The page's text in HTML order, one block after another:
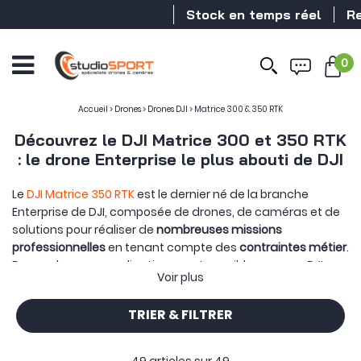
Stock en temps réel
0
Accueil > Drones> Drones DJI > Matrice 300 & 350 RTK
Découvrez le DJI Matrice 300 et 350 RTK
: le drone Enterprise le plus abouti de DJI
Le DJI Matrice 350 RTKest le dernier né de la branche
Enterprise de DJI, composée de drones, de caméras et de
solutions pour réaliser de nombreuses missions
professionnellesen tenant compte des contraintes métier.
De nombreuses applications sont possibles pour ce DJI
Matrice 350 RTK comme les domaines de l'inspection de
lignes à haute tension, de la surveillance de progression
d'incendies mais aussi de la sécurité aux personnes
(secours etc ..). DJI propose un toutnouveau modèle
ainsi qu'une gamme de nouvelles
Voir plus
TRIER & FILTRER